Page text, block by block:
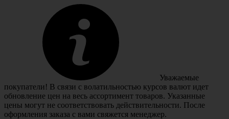
Уважаемые
покупатели! В связи с волатильностью курсов валют идет
обновление цен на весь ассортимент товаров. Указанные
цены могут не соответствовать действительности. После
оформления заказа с вами свяжется менеджер.